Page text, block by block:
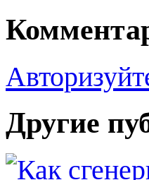
Другие